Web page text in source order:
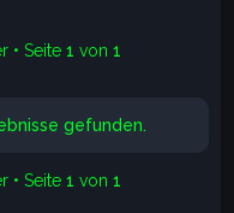
• Seite 1 von 1
gefunden.
• Seite 1 von 1